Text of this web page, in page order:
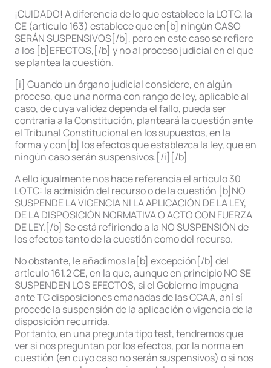
¡CUIDADO! A diferencia de lo que establece la LOTC, la
CE (artículo 163) establece que en[b] ningún CASO
SERÁN SUSPENSIVOS[/b], pero en este caso se refiere
a los [b]EFECTOS,[/b] y no al proceso judicial en el que
se plantea la cuestión.
[i] Cuando un órgano judicial considere, en algún
proceso, que una norma con rango de ley, aplicable al
caso, de cuya validez dependa el fallo, pueda ser
contraria a la Constitución, planteará la cuestión ante
el Tribunal Constitucional en los supuestos, en la
forma y con[b] los efectos que establezca la ley, que en
ningún caso serán suspensivos.[/i][/b]
A ello igualmente nos hace referencia el artículo 30
LOTC: la admisión del recurso o de la cuestión [b]NO
SUSPENDE LA VIGENCIA NI LA APLICACIÓN DE LA LEY,
DE LA DISPOSICIÓN NORMATIVA O ACTO CON FUERZA
DE LEY.[/b] Se está refiriendo a la NO SUSPENSIÓN de
los efectos tanto de la cuestión como del recurso.
No obstante, le añadimos la[b] excepción[/b] del
artículo 161.2 CE, en la que, aunque en principio NO SE
SUSPENDEN LOS EFECTOS, si el Gobierno impugna
ante TC disposiciones emanadas de las CCAA, ahí sí
procede la suspensión de la aplicación o vigencia de la
disposición recurrida.
Por tanto, en una pregunta tipo test, tendremos que
ver si nos preguntan por los efectos, por la norma en
cuestión (en cuyo caso no serán suspensivos) o si nos